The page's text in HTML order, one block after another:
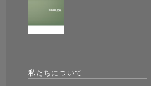
私たちについて